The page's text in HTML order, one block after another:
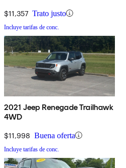
$11,357 Trato justo
Incluye tarifas de conc.
2021 Jeep Renegade Trailhawk
4WD
$11,998 Buena oferta
Incluye tarifas de conc.